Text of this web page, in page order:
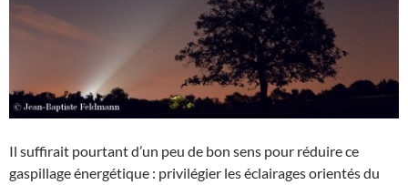
Il suffirait pourtant d’un peu de bon sens pour réduire ce
gaspillage énergétique : privilégier les éclairages orientés du